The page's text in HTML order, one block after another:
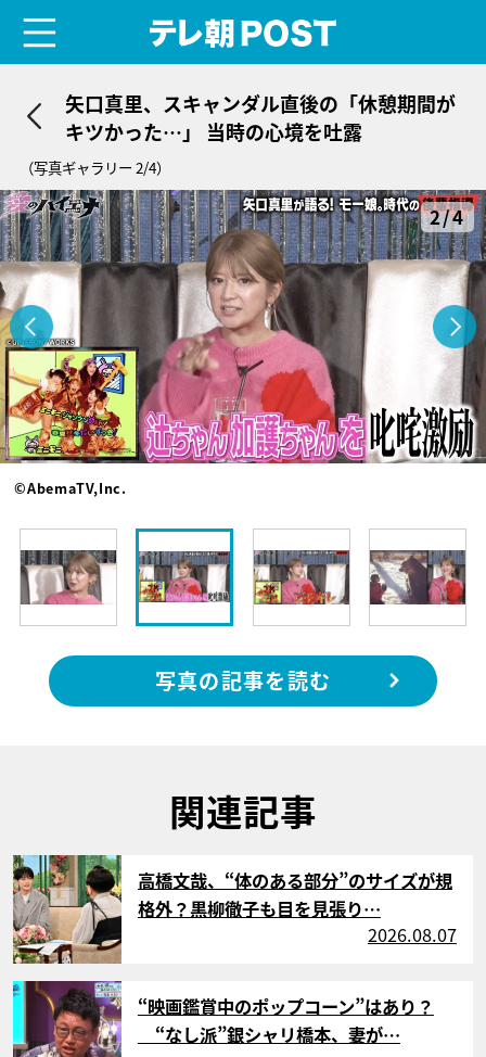
矢口真里、スキャンダル直後の「休憩期間が
キツかった…」 当時の心境を吐露
（写真ギャラリー 2/4）
2/4
©AbemaTV,Inc.
写真の記事を読む
関連記事
サムネイル
高橋文哉、“体のある部分”のサイズが規
格外？黒柳徹子も目を見張り…
2026.08.07
サムネイル
“映画鑑賞中のポップコーン”はあり？
“なし派”銀シャリ橋本、妻が…